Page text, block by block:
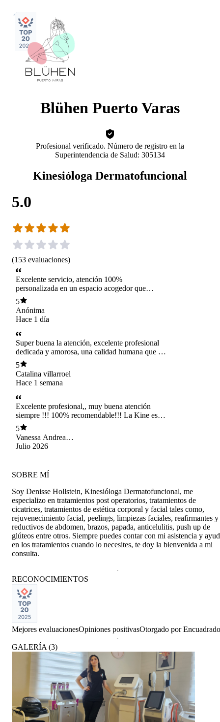
Blühen Puerto Varas
Profesional verificado. Número de registro en la
Superintendencia de Salud: 305134
Kinesióloga Dermatofuncional
5.0
(153 evaluaciones)
Excelente servicio, atención 100%
personalizada en un espacio acogedor que
permite disfrutar al maximo de la recuperación
post operatoria La kinesiologa muy profesional
con una experiencia que se nota en su trabajo el
cual se ve que lo hace con mucha vocacion
5
Anónima
Hace 1 día
Super buena la atención, excelente profesional
dedicada y amorosa, una calidad humana que se
agradece, 1000 veces recomendada
5
Catalina villarroel
Hace 1 semana
Excelente profesional,, muy buena atención
siempre !!! 100% recomendable!!! La Kine es
sequisima!!!
5
Vanessa Andrea
Gómez Carril
Julio 2026
SOBRE MÍ
Soy Denisse Hollstein, Kinesióloga Dermatofuncional, me
especializo en tratamientos post operatorios, tratamientos de
cicatrices, tratamientos de estética corporal y facial tales como,
rejuvenecimiento facial, peelings, limpiezas faciales, reafirmantes y
reductivos de abdomen, brazos, papada, anticelulitis, push up de
glúteos entre otros. Siempre puedes contar con mi asistencia y
en los tratamientos cuando lo necesites, te doy la bienvenida a mi
consulta.
RECONOCIMIENTOS
Mejores evaluacionesOpiniones positivasOtorgado porEncuadrado
GALERÍA (3)